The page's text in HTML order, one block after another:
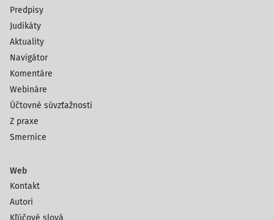
Predpisy
Judikáty
Aktuality
Navigátor
Komentáre
Webináre
Účtovné súvzťažnosti
Z praxe
Smernice
Web
Kontakt
Autori
Kľúčové slová